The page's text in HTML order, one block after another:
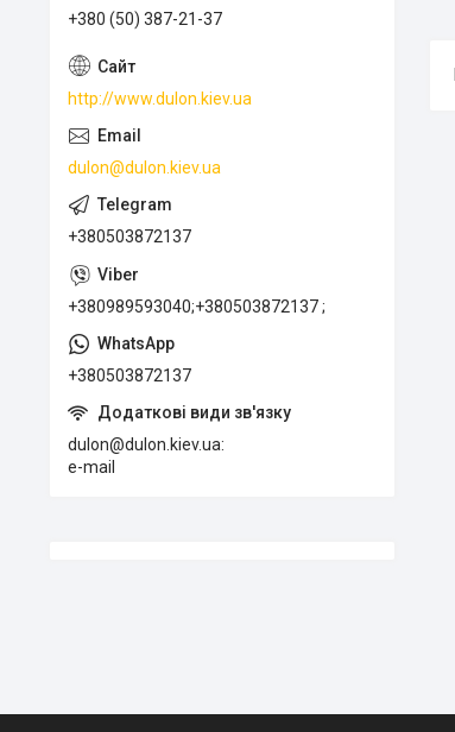
+380 (50) 387-21-37
http://www.dulon.kiev.ua
dulon@dulon.kiev.ua
+380503872137
+380989593040;+380503872137 ;
+380503872137
dulon@dulon.kiev.ua
e-mail